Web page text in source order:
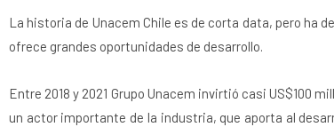
La historia de Unacem Chile es de corta data, pero ha
ofrece grandes oportunidades de desarrollo.
Entre 2018 y 2021 Grupo Unacem invirtió casi US$100
un actor importante de la industria, que aporta al